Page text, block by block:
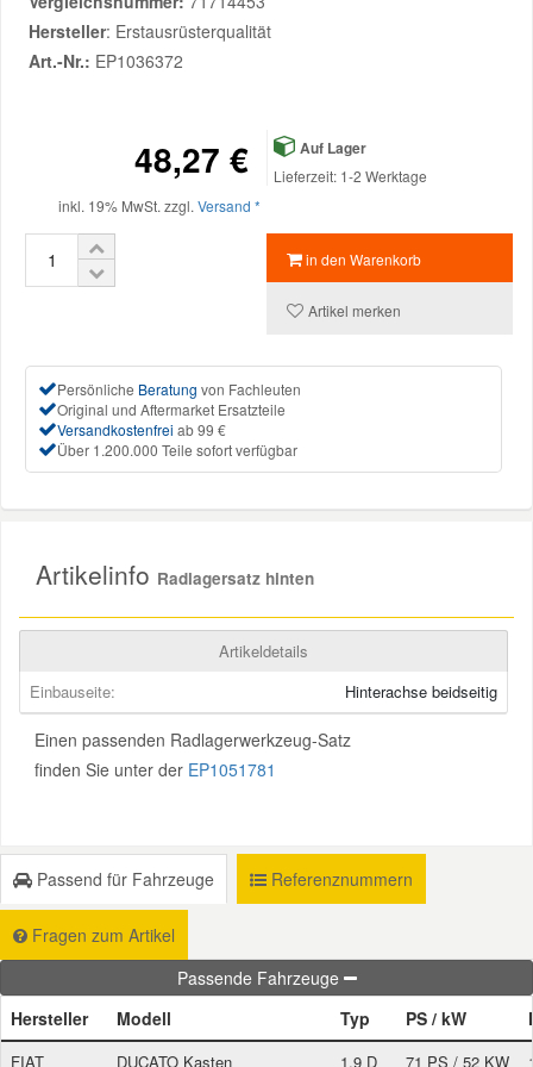
Hersteller: Erstausrüsterqualität
Art.-Nr.: EP1036372
48,27 €
inkl. 19% MwSt. zzgl. Versand *
Auf Lager
Lieferzeit: 1-2 Werktage
in den Warenkorb
Artikel merken
Persönliche Beratung von Fachleuten
Original und Aftermarket Ersatzteile
Versandkostenfrei ab 99 €
Über 1.200.000 Teile sofort verfügbar
Artikelinfo Radlagersatz hinten
Artikeldetails
Einbauseite:
Hinterachse beidseitig
Einen passenden Radlagerwerkzeug-Satz
finden Sie unter der EP1051781
Passend für Fahrzeuge Referenznummern
Fragen zum Artikel
Passende Fahrzeuge
Hersteller
Modell Typ PS / kW
FIAT DUCATO Kasten 1.9 D 71 PS / 52 KW
Mazda Ersatzteile
Mitsubishi Ersatzteile
Porsche Ersatzteile
Seat Ersatzteile
Smart Ersatzteile
Toyota Ersatzteile